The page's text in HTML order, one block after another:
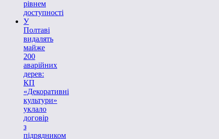
рівнем
доступності
У
Полтаві
видалять
майже
200
аварійних
дерев:
КП
«Декоративні
культури»
уклало
договір
з
підрядником